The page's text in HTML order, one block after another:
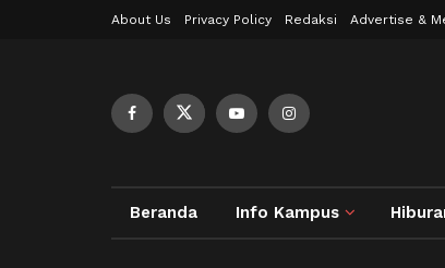
About Us Privacy Policy Redaksi Advertise &
Beranda Info Kampus